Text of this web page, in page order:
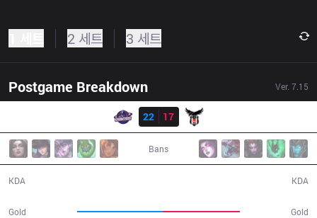
2 세트 3 세트
Postgame Breakdown Ver. 7.15
22
17
Bans
KDA
Gold Gold
KDA